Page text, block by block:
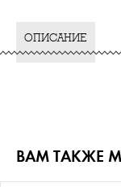
ОПИСАНИЕ
ВАМ ТАКЖЕ